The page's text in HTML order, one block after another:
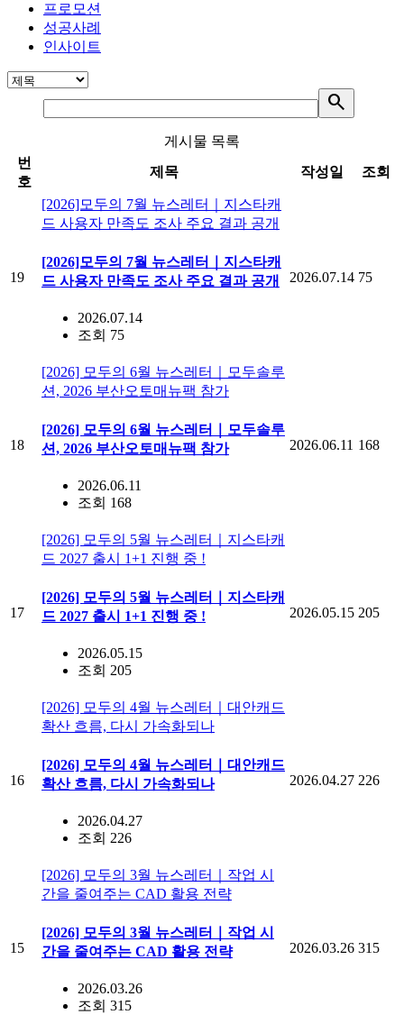
프로모션
성공사례
인사이트
search
게시물 목록
번
호
제목 작성일 조회
19
[2026]모두의 7월 뉴스레터｜지스타캐
드 사용자 만족도 조사 주요 결과 공개
[2026]모두의 7월 뉴스레터｜지스타캐
드 사용자 만족도 조사 주요 결과 공개
2026.07.14
조회 75
2026.07.14 75
18
[2026] 모두의 6월 뉴스레터｜모두솔루
션, 2026 부산오토매뉴팩 참가
[2026] 모두의 6월 뉴스레터｜모두솔루
션, 2026 부산오토매뉴팩 참가
2026.06.11
조회 168
2026.06.11 168
17
[2026] 모두의 5월 뉴스레터｜지스타캐
드 2027 출시 1+1 진행 중 !
[2026] 모두의 5월 뉴스레터｜지스타캐
드 2027 출시 1+1 진행 중 !
2026.05.15
조회 205
2026.05.15 205
16
[2026] 모두의 4월 뉴스레터｜대안캐드
확산 흐름, 다시 가속화되나
[2026] 모두의 4월 뉴스레터｜대안캐드
확산 흐름, 다시 가속화되나
2026.04.27
조회 226
2026.04.27 226
15
[2026] 모두의 3월 뉴스레터｜작업 시
간을 줄여주는 CAD 활용 전략
[2026] 모두의 3월 뉴스레터｜작업 시
간을 줄여주는 CAD 활용 전략
2026.03.26
조회 315
2026.03.26 315